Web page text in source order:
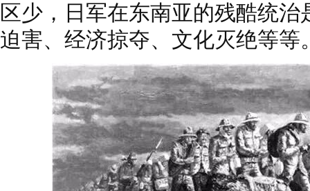
区少，日军在东南亚的残酷统
迫害、经济掠夺、文化灭绝等等